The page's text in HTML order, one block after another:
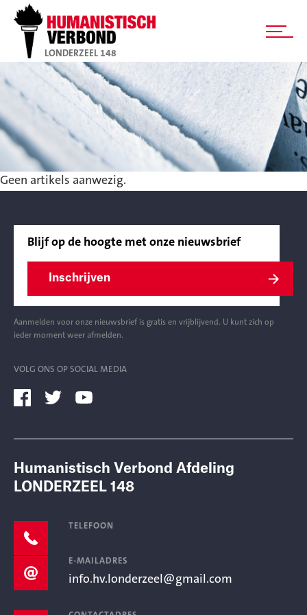
LONDERZEEL 148
Geen artikels aanwezig.
Blijf op de hoogte met onze nieuwsbrief
Inschrijven
Aanmelden voor onze nieuwsbrief is gratis en vrijblijvend. U kunt zich op
ieder moment weer afmelden.
VOLG ONS OP SOCIAL MEDIA
Humanistisch Verbond Afdeling
LONDERZEEL 148
TELEFOON
E-MAILADRES
info.hv.londerzeel@gmail.com